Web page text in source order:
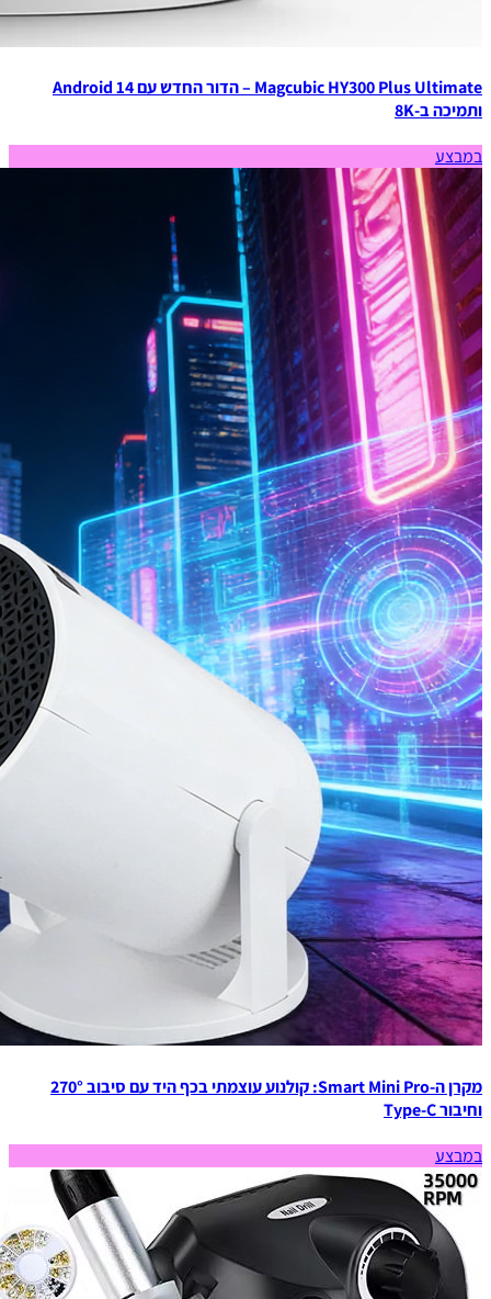
Magcubic HY300 Plus Ultimate – הדור החדש עם Android 14
ותמיכה ב-8K
במבצע
מקרן ה-Smart Mini Pro: קולנוע עוצמתי בכף היד עם סיבוב 270°
וחיבור Type-C
במבצע